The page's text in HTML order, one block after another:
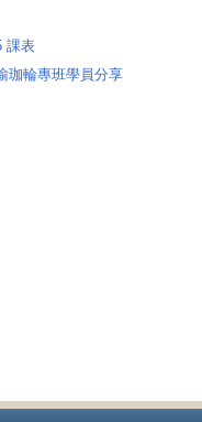
課表
珈輪專班學員分享